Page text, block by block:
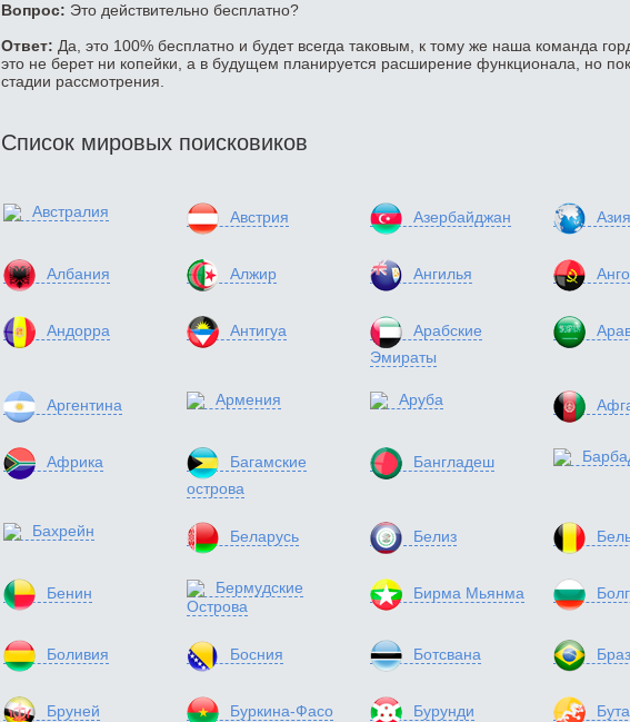
Вопрос: Это действительно бесплатно?
Ответ: Да, это 100% бесплатно и будет всегда таковым, к тому же наша команда
это не берет ни копейки, а в будущем планируется расширение функционала, но
стадии рассмотрения.
Список мировых поисковиков
Австралия Австрия Азербайджан Азия
Албания Алжир Ангилья
Андорра Антигуа
Арабские
Эмираты
Аргентина Армения Аруба
Африка
Багамские
острова
Бангладеш
Бахрейн Беларусь Белиз
Бенин
Бермудские
Острова
Бирма Мьянма
Боливия Босния Ботсвана
Бруней
Буркина-Фасо Бурунди